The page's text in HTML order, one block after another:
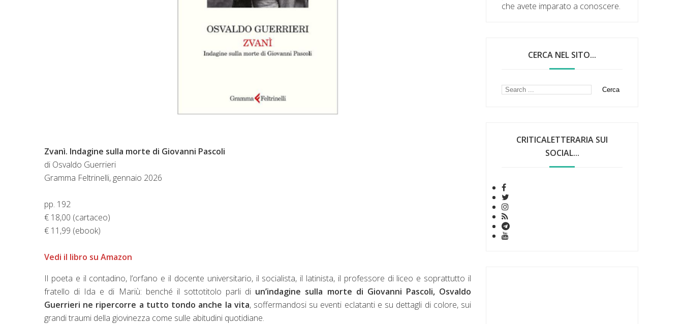
Zvanì. Indagine sulla morte di Giovanni Pascoli
di Osvaldo Guerrieri
Gramma Feltrinelli, gennaio 2026
pp. 192
€ 18,00 (cartaceo)
€ 11,99 (ebook)
Vedi il libro su Amazon
Il poeta e il contadino, l’orfano e il docente universitario, il socialista, il latinista, il professore di liceo e soprattutto il
fratello di Ida e di Mariù: benché il sottotitolo parli di un’indagine sulla morte di Giovanni Pascoli, Osvaldo
Guerrieri ne ripercorre a tutto tondo anche la vita, soffermandosi su eventi eclatanti e su dettagli di colore, sui
grandi traumi della giovinezza come sulle abitudini quotidiane.
che avete imparato a conoscere.
CERCA NEL SITO...
CRITICALETTERARIA SUI
SOCIAL...